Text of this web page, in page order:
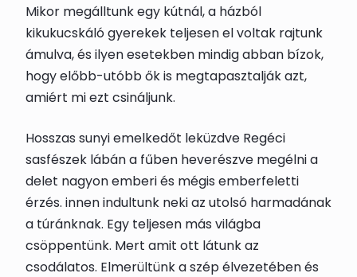
Mikor megálltunk egy kútnál, a házból
kikukucskáló gyerekek teljesen el voltak rajtunk
ámulva, és ilyen esetekben mindig abban bízok,
hogy előbb-utóbb ők is megtapasztalják azt,
amiért mi ezt csináljunk.
Hosszas sunyi emelkedőt leküzdve Regéci
sasfészek lábán a fűben heverészve megélni a
delet nagyon emberi és mégis emberfeletti
érzés. innen indultunk neki az utolsó harmadának
a túránknak. Egy teljesen más világba
csöppentünk. Mert amit ott látunk az
csodálatos. Elmerültünk a szép élvezetében és